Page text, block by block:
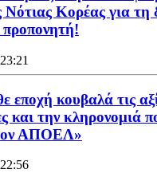
Νότιας Κορέας για τη
κουβαλά τις
και την κληρονομιά
ΑΠΟΕΛ»